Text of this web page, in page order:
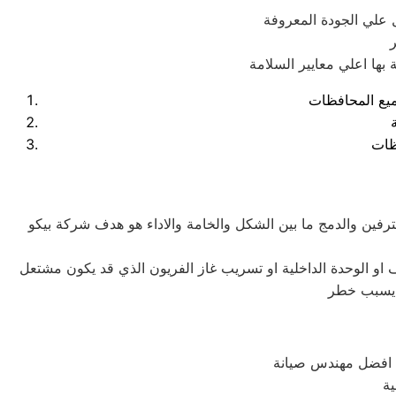
الجودة المعروفة
والدمج ما بين الشكل والخامة والاداء هو هدف شركة بيكو
الوحدة الداخلية او تسريب غاز الفريون الذي قد يكون مشتعل
يسبب خطر
افضل مهندس صيانة